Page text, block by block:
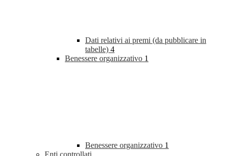
Dati relativi ai premi (da pubblicare in
tabelle) 4
Benessere organizzativo 1
Benessere organizzativo 1